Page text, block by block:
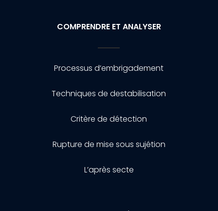
COMPRENDRE ET ANALYSER
Processus d’embrigadement
Techniques de destabilisation
Critère de détection
Rupture de mise sous sujétion
L’après secte